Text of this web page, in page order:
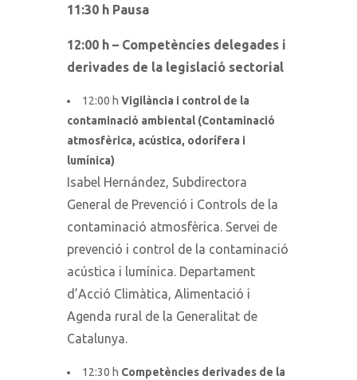
11:30 h Pausa
12:00 h – Competències delegades i
derivades de la legislació sectorial
12:00 h Vigilància i control de la
contaminació ambiental (Contaminació
atmosfèrica, acústica, odorífera i
lumínica)
Isabel Hernández, Subdirectora
General de Prevenció i Controls de la
contaminació atmosfèrica. Servei de
prevenció i control de la contaminació
acústica i lumínica. Departament
d’Acció Climàtica, Alimentació i
Agenda rural de la Generalitat de
Catalunya.
12:30 h Competències derivades de la